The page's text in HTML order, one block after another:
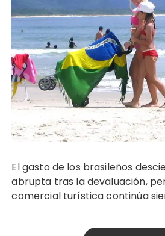
El gasto de los brasileños desciende de manera
abrupta tras la devaluación,
comercial turística continúa